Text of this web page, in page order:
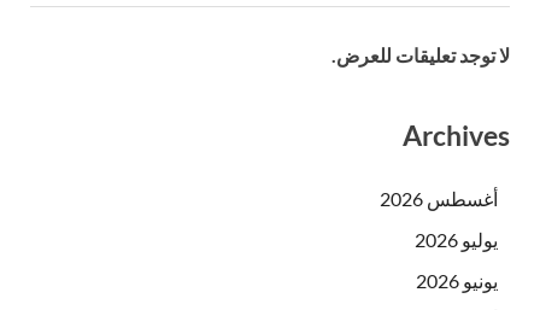
لا توجد تعليقات للعرض.
Archives
أغسطس 2026
يوليو 2026
يونيو 2026